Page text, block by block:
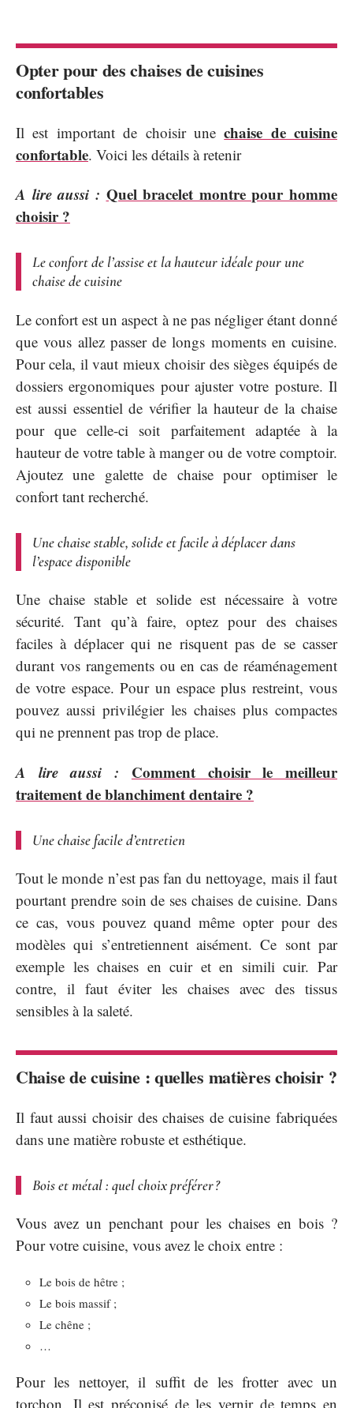
Opter pour des chaises de cuisines
confortables
Il est important de choisir unechaise de cuisine
confortable. Voici les détails à retenir
A lire aussi : Quel bracelet montre pour homme
choisir ?
Le confort de l’assise et la hauteur idéale pour une
chaise de cuisine
Le confort est un aspect à ne pas négliger étant donné
que vous allez passer de longs moments en cuisine.
Pour cela, il vaut mieux choisir des sièges équipés de
dossiers ergonomiques pour ajuster votre posture. Il
est aussi essentiel de vérifier la hauteur de la chaise
pour que celle-ci soit parfaitement adaptée à la
hauteur de votre table à manger ou de votre comptoir.
Ajoutez une galette de chaise pour optimiser le
confort tant recherché.
Une chaise stable, solide et facile à déplacer dans
l’espace disponible
Une chaise stable et solide est nécessaire à votre
sécurité. Tant qu’à faire, optez pour des chaises
faciles à déplacer qui ne risquent pas de se casser
durant vos rangements ou en cas de réaménagement
de votre espace. Pour un espace plus restreint, vous
pouvez aussi privilégier les chaises plus compactes
qui ne prennent pas trop de place.
A lire aussi :
Comment choisir le meilleur
traitement de blanchiment dentaire ?
Une chaise facile d’entretien
Tout le monde n’est pas fan du nettoyage, mais il faut
pourtant prendre soin de ses chaises de cuisine. Dans
ce cas, vous pouvez quand même opter pour des
modèles qui s’entretiennent aisément. Ce sont par
exemple les chaises en cuir et en simili cuir. Par
contre, il faut éviter les chaises avec des tissus
sensibles à la saleté.
Chaise de cuisine : quelles matières choisir ?
Il faut aussi choisir des chaises de cuisine fabriquées
dans une matière robuste et esthétique.
Bois et métal : quel choix préférer ?
Vous avez un penchant pour les chaises en bois ?
Pour votre cuisine, vous avez le choix entre :
Le bois de hêtre ;
Le bois massif ;
Le chêne ;
…
Pour les nettoyer, il suffit de les frotter avec un
torchon. Il est préconisé de les vernir de temps en